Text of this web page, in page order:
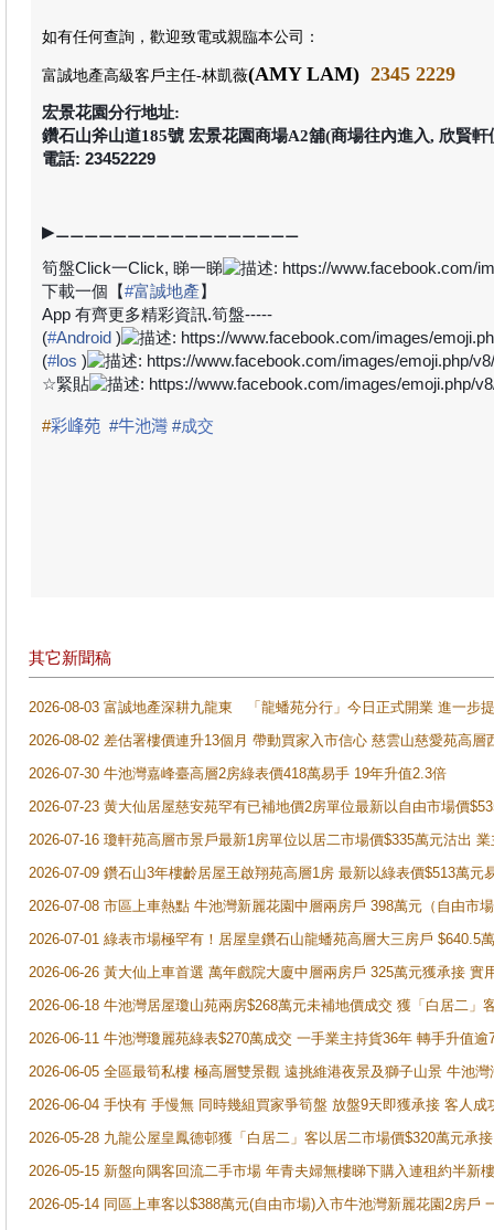
如有任何查詢，歡迎致電或親臨本公司 ：
富誠地產高級客戶主任-林凱薇(AMY LAM) 2345 2229
宏景花園分行地址:
鑽石山斧山道185號 宏景花園商場A2舖(商場往內進入, 欣賢軒
電話: 23452229
▶⚊⚊⚊⚊⚊⚊⚊⚊⚊⚊⚊⚊⚊⚊⚊⚊⚊
筍盤Click一Click, 睇一睇
下載一個【#富誠地產】
App 有齊更多精彩資訊.筍盤-----
(#Android )
(#los )
☆緊貼
#彩峰苑 #牛池灣 #成交
其它新聞稿
2026-08-03 富誠地產深耕九龍東 「龍蟠苑分行」今日正式開業 進一步
2026-08-02 差估署樓價連升13個月 帶動買家入市信心 慈雲山慈愛苑高層
2026-07-30 牛池灣嘉峰臺高層2房綠表價418萬易手 19年升值2.3倍
2026-07-23 黄大仙居屋慈安苑罕有已補地價2房單位最新以自由市場價
2026-07-16 瓊軒苑高層市景戶最新1房單位以居二市場價$335萬元沽出
2026-07-09 鑽石山3年樓齡居屋王啟翔苑高層1房 最新以綠表價$513萬元
2026-07-08 市區上車熱點 牛池灣新麗花園中層兩房戶 398萬元（自由市
2026-07-01 綠表市場極罕有！居屋皇鑽石山龍蟠苑高層大三房戶
2026-06-26 黃大仙上車首選 萬年戲院大廈中層兩房戶 325萬元獲承接 實
2026-06-18 牛池灣居屋瓊山苑兩房$268萬元未補地價成交 獲「白居二」
2026-06-11 牛池灣瓊麗苑綠表$270萬成交 一手業主持貨36年 轉手升值逾
2026-06-05 全區最筍私樓 極高層雙景觀 遠挑維港夜景及獅子山景 牛池
2026-06-04 手快有 手慢無 同時幾組買家爭筍盤 放盤9天即獲承接 客人
2026-05-28 九龍公屋皇鳳德邨獲「白居二」客以居二市場價$320萬元承接
2026-05-15 新盤向隅客回流二手市場 年青夫婦無樓睇下購入連租約半新
2026-05-14 同區上車客以$388萬元(自由市場)入市牛池灣新麗花園2房戶